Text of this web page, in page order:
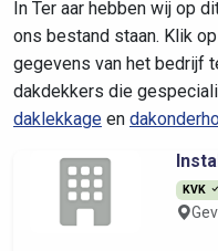
In Ter aar hebben wij op
ons bestand staan. Klik
gegevens van het bedrijf
dakdekkers die
daklekkage en
KVK